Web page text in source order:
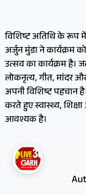
विशिष्ट अतिथि के रूप
अर्जुन मुंडा ने कार्यक्रम
उत्सव का कार्यक्रम
लोकनृत्य, गीत, मांदर
अपनी विशिष्ट पहचान
करते हुए स्वास्थ्य,
आवश्यक है।